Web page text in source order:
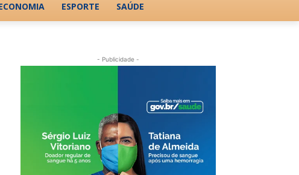
ESPORTE SAÚDE
- Publicidade -